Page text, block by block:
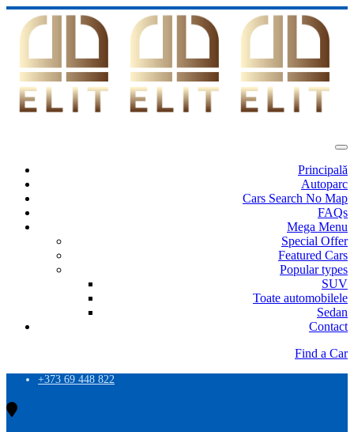
Principală
Autoparc
Cars Search No Map
FAQs
Mega Menu
Special Offer
Featured Cars
Popular types
SUV
Toate automobilele
Sedan
Contact
Find a Car
+373 69 448 822